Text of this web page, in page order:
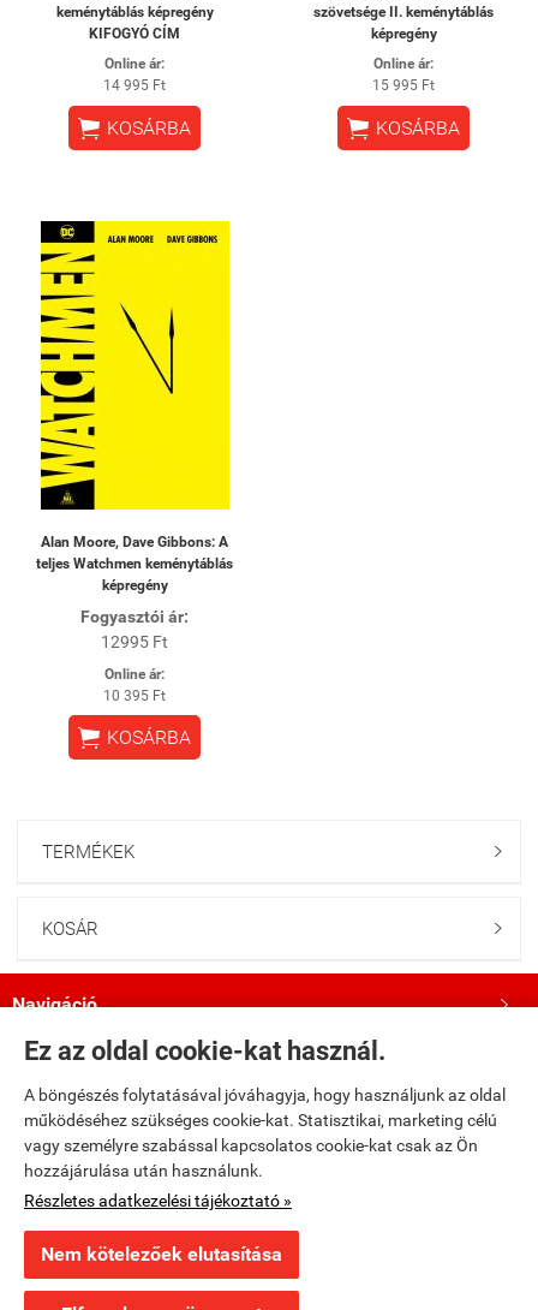
Ez az oldal cookie-kat használ.
A böngészés folytatásával jóváhagyja, hogy használjunk az oldal
működéséhez szükséges cookie-kat. Statisztikai, marketing célú
vagy személyre szabással kapcsolatos cookie-kat csak az Ön
hozzájárulása után használunk.
Részletes adatkezelési tájékoztató »
Nem kötelezőek elutasítása
keménytáblás képregény
KIFOGYÓ CÍM
Online ár:
14 995 Ft
 KOSÁRBA
szövetsége II. keménytáblás
képregény
Online ár:
15 995 Ft
 KOSÁRBA
Alan Moore, Dave Gibbons: A
teljes Watchmen keménytáblás
képregény
Fogyasztói ár:
12995 Ft
Online ár:
10 395 Ft
 KOSÁRBA
TERMÉKEK 
KOSÁR 
Navigáció 
Saját fiók
Bemutatkozás
Kövess minket a Facebookon!